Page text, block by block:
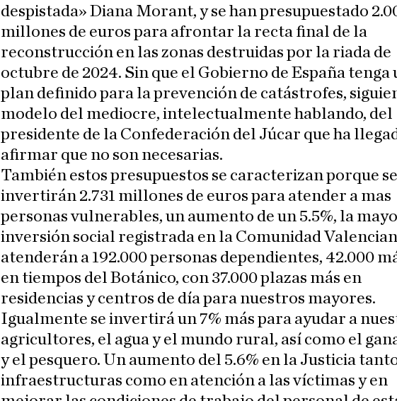
despistada» Diana Morant, y se han presupuestado
millones de euros para afrontar la recta final de la
reconstrucción en las zonas destruidas por la riada de
octubre de 2024. Sin que el Gobierno de España tenga
plan definido para la prevención de catástrofes,
modelo del mediocre, intelectualmente hablando, del
presidente de la Confederación del Júcar que ha
afirmar que no son necesarias.
También estos presupuestos se caracterizan porque se
invertirán 2.731 millones de euros para atender a mas
personas vulnerables, un aumento de un 5.5%, la
inversión social registrada en la Comunidad
atenderán a 192.000 personas dependientes, 42.000
en tiempos del Botánico, con 37.000 plazas más en
residencias y centros de día para nuestros mayores.
Igualmente se invertirá un 7% más para ayudar a
agricultores, el agua y el mundo rural, así como el
y el pesquero. Un aumento del 5.6% en la Justicia
infraestructuras como en atención a las víctimas y en